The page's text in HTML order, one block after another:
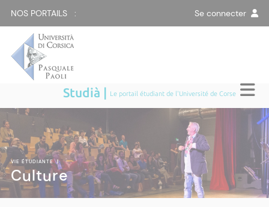
NOS PORTAILS : Se connecter
Studià | Le portail étudiant de l'Université de Corse
VIE ÉTUDIANTE|
Culture